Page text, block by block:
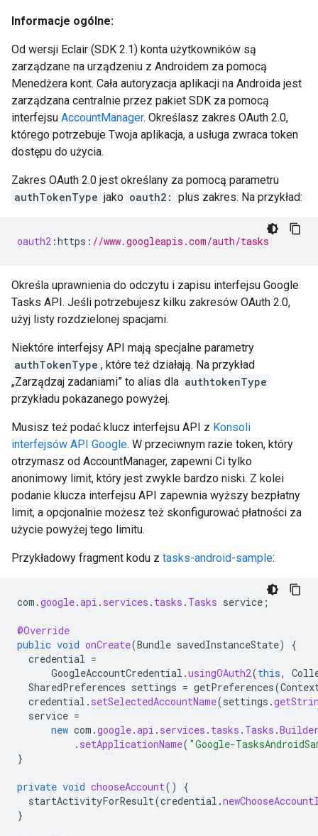
Informacje ogólne:
Od wersji Eclair (SDK 2.1) konta użytkowników są
zarządzane na urządzeniu z Androidem za pomocą
Menedżera kont. Cała autoryzacja aplikacji na Androida jest
zarządzana centralnie przez pakiet SDK za pomocą
interfejsu AccountManager. Określasz zakres OAuth 2.0,
którego potrzebuje Twoja aplikacja, a usługa zwraca token
dostępu do użycia.
Zakres OAuth 2.0 jest określany za pomocą parametru
authTokenType jako oauth2: plus zakres. Na przykład:
oauth2 :https : //www.googleapis.com/auth/tasks
Określa uprawnienia do odczytu i zapisu interfejsu Google
Tasks API. Jeśli potrzebujesz kilku zakresów OAuth 2.0,
użyj listy rozdzielonej spacjami.
Niektóre interfejsy API mają specjalne parametry
authTokenType , które też działają. Na przykład
„Zarządzaj zadaniami” to alias dla authtokenType
przykładu pokazanego powyżej.
Musisz też podać klucz interfejsu API z Konsoli
interfejsów API Google. W przeciwnym razie token, który
otrzymasz od AccountManager, zapewni Ci tylko
anonimowy limit, który jest zwykle bardzo niski. Z kolei
podanie klucza interfejsu API zapewnia wyższy bezpłatny
limit, a opcjonalnie możesz też skonfigurować płatności za
użycie powyżej tego limitu.
Przykładowy fragment kodu z tasks-android-sample:
com .google.api . services . tasks . Tasks service ;
@Override
public void onCreate(Bundle savedInstanceState)
{
credential =
GoogleAccountCredential .usingOAuth2(this,
SharedPreferences settings = getPreferences(
credential . setSelectedAccountName(settings .
service =
new com .google.api . services . tasks . Tasks .
. setApplicationName( "Google-
}
private void chooseAccount()
{
startActivityForResult(credential .
}